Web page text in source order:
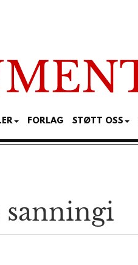
FORLAG STØTT OSS